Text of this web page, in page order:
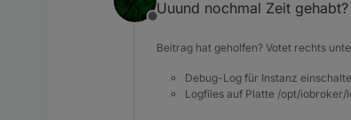
Offline
Uuund nochmal Zeit
Beitrag hat geholfen? Votet rechts
Debug-Log für Instanz
Logfiles auf Platte /opt/